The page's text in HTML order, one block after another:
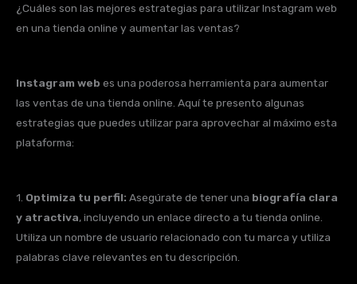
¿Cuáles son las mejores estrategias para utilizar Instagram web
en una tienda online y aumentar las ventas?
Instagram web es una poderosa herramienta para aumentar
las ventas de una tienda online. Aquí te presento algunas
estrategias que puedes utilizar para aprovechar al máximo esta
plataforma:
1. Optimiza tu perfil: Asegúrate de tener una biografía clara
y atractiva, incluyendo un enlace directo a tu tienda online.
Utiliza un nombre de usuario relacionado con tu marca y utiliza
palabras clave relevantes en tu descripción.